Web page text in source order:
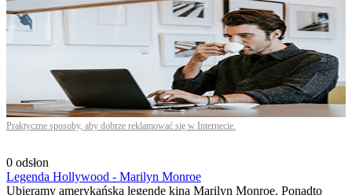
Praktyczne sposoby, aby dobrze reklamować się w Internecie.
0 odsłon
Legenda Hollywood - Marilyn Monroe
Ubieramy amerykańską legendę kina Marilyn Monroe. Ponadto